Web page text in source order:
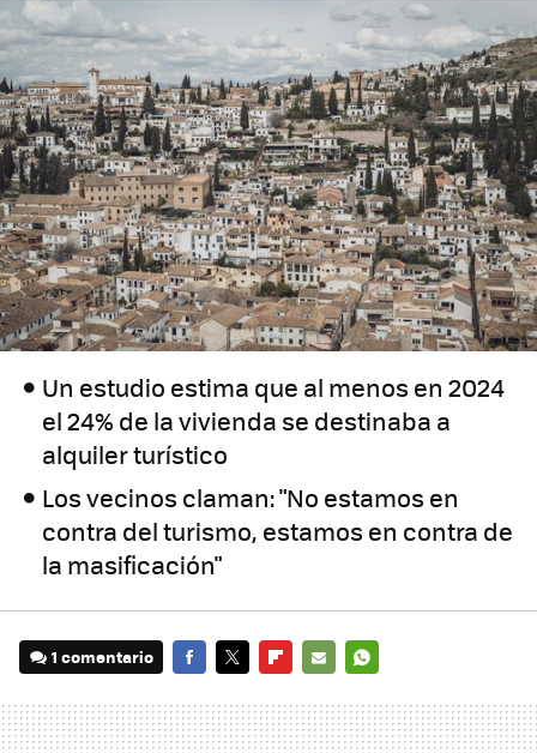
Un estudio estima que al menos en 2024
el 24% de la vivienda se destinaba a
alquiler turístico
Los vecinos claman: "No estamos en
contra del turismo, estamos en contra de
la masificación"
1 comentario
MAIL